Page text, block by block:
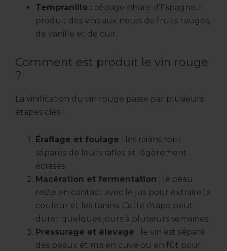
Tempranillo : cépage phare d’Espagne, il
produit des vins aux notes de fruits rouges,
de vanille et de cuir.
Comment est produit le vin rouge
?
La vinification du vin rouge passe par plusieurs
étapes clés :
Éraflage et foulage : les raisins sont
séparés de leurs rafles et légèrement
écrasés.
Macération et fermentation : la peau
reste en contact avec le jus pour extraire la
couleur et les tanins. Cette étape peut
durer quelques jours à plusieurs semaines.
Pressurage et élevage : le vin est séparé
des peaux et mis en cuve ou en fût pour